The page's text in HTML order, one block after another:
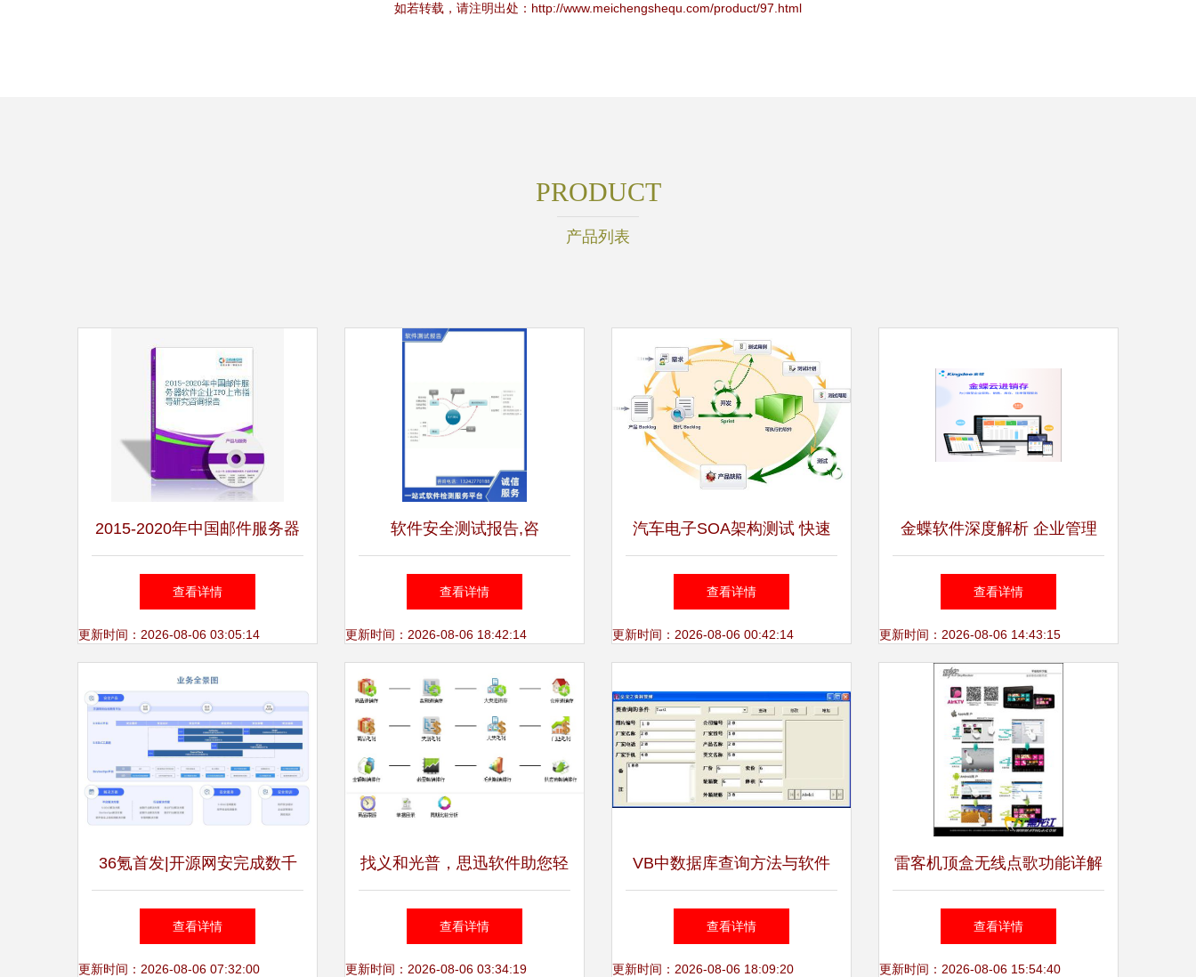
如若转载，请注明出处：http://www.meichengshequ.com/product/97.html
PRODUCT
产品列表
2015-2020年中国邮件服务器
软件企业IPO上市指导研究咨
询报告
查看详情
更新时间：2026-08-06 03:05:14
软件安全测试报告,咨
询:13242770188,软件产品登
记
查看详情
更新时间：2026-08-06 18:42:14
汽车电子SOA架构测试 快速
验证接口功能与探索软件性能
瓶颈
查看详情
更新时间：2026-08-06 00:42:14
金蝶软件深度解析 企业管理
数字化转型的价值引擎
查看详情
更新时间：2026-08-06 14:43:15
36氪首发|开源网安完成数千
万元A轮融资，聚焦软件安全
产业软件咨询
查看详情
更新时间：2026-08-06 07:32:00
找义和光普，思迅软件助您轻
松实现高效软件咨询
查看详情
更新时间：2026-08-06 03:34:19
VB中数据库查询方法与软件
咨询全面指南
查看详情
更新时间：2026-08-06 18:09:20
雷客机顶盒无线点歌功能详解
与软件安装指南
查看详情
更新时间：2026-08-06 15:54:40